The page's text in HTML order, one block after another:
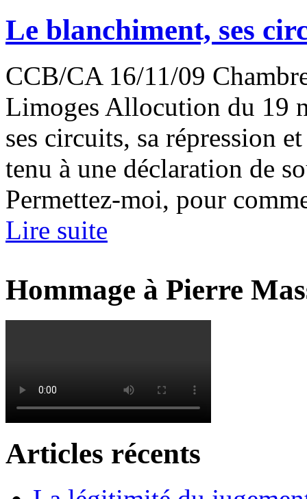
Le blanchiment, ses
CCB/CA 16/11/09
Limoges Allocution du 19
ses circuits, sa répression
tenu à une déclaration de
Permettez-moi, pour
Lire suite
Hommage à Pierre
Articles récents